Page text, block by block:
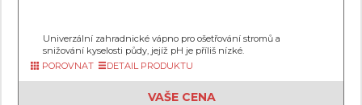
Univerzální zahradnické vápno pro ošetřování stromů a
snižování kyselosti půdy, jejíž pH je příliš nízké.
POROVNAT
DETAIL PRODUKTU
VAŠE CENA